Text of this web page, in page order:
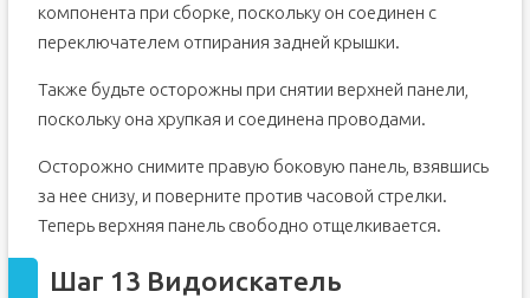
компонента при сборке, поскольку он соединен с
переключателем отпирания задней крышки.
Также будьте осторожны при снятии верхней панели,
поскольку она хрупкая и соединена проводами.
Осторожно снимите правую боковую панель, взявшись
за нее снизу, и поверните против часовой стрелки.
Теперь верхняя панель свободно отщелкивается.
Шаг 13 Видоискатель